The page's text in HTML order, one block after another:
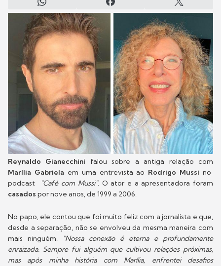
Reynaldo Gianecchini falou sobre a antiga relação com
Marília Gabriela em uma entrevista ao Rodrigo Mussino
podcast
"Café com Mussi". O ator e a apresentadora foram
casados por nove anos, de 1999 a 2006.
No papo, ele contou que foi muito feliz com a jornalista e que,
desde a separação, não se envolveu da mesma maneira com
mais ninguém.
"Nossa conexão é eterna e profundamente
enraizada. Sempre fui alguém que cultivou relações próximas,
mas após minha história com Marília, enfrentei desafios